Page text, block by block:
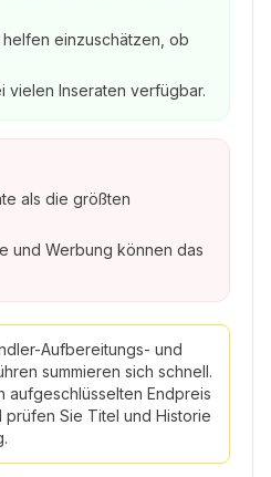
einzuschätzen, ob
vielen Inseraten verfügbar.
als die größten
und Werbung können das
Aufbereitungs- und
summieren sich schnell.
aufgeschlüsselten Endpreis
Sie Titel und Historie